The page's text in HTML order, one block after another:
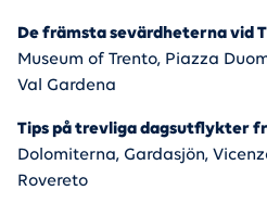
De främsta sevärdheterna vid
Museum of Trento, Piazza
Val Gardena
Tips på trevliga dagsutflykter
Dolomiterna, Gardasjön,
Rovereto